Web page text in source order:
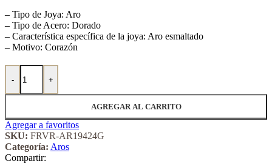
– Tipo de Joya: Aro
– Tipo de Acero: Dorado
– Característica específica de la joya: Aro esmaltado
– Motivo: Corazón
-
Aro de Acero Dorado Forever 19424G cantidad
+
AGREGAR AL CARRITO
Agregar a favoritos
SKU: FRVR-AR19424G
Categoría: Aros
Compartir: